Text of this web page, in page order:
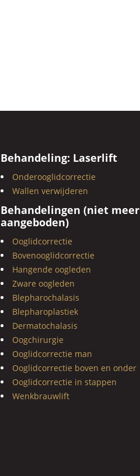
Behandeling: Laserlift
Onderooglidcorrectie
Wallen verwijderen
Behandelingen (niet meer
aangeboden)
Ooglidcorrectie
Bovenooglidcorrectie
Hangende oogleden
Zware oogleden
Blepharochalasis
Blepharoplastiek
Dermatochalasis
Oogchirurgie
Ooglidcorrectie man
Ooglidcorrectie boven en onder
Ooglidcorrectie in stappen
Wenkbrauwlift